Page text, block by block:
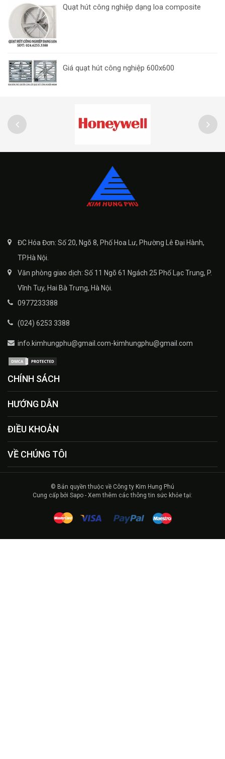
Quạt hút công nghiệp dạng loa composite
Giá quạt hút công nghiệp 600x600
ĐC Hóa Đơn: Số 20, Ngõ 8, Phố Hoa Lư, Phường Lê Đại Hành,
TP.Hà Nội.
Văn phòng giao dịch: Số 11 Ngõ 61 Ngách 25 Phố Lạc Trung, P.
Vĩnh Tuy, Hai Bà Trưng, Hà Nội.
0977233388
(024) 6253 3388
info.kimhungphu@gmail.com-kimhungphu@gmail.com
CHÍNH SÁCH
HƯỚNG DẪN
ĐIỀU KHOẢN
VỀ CHÚNG TÔI
© Bản quyền thuộc về Công ty Kim Hưng Phú
Cung cấp bởi Sapo - Xem thêm các thông tin sức khỏe tại: